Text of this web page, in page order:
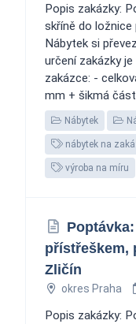
Popis zakázky:
skříně do ložnice
Nábytek si
určení zakázky
zakázce: -
mm + šikmá
Nábytek
nábytek na
výroba na míru
přístřeškem,
Zličín
okres Praha
Popis zakázky: